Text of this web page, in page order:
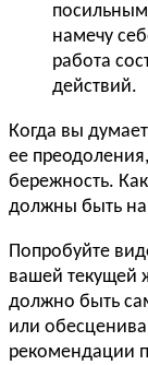
намечу
работа
действий.
Когда вы
ее
бережность.
должны быть
Попробуйте
вашей текущей
должно быть
или
рекомендации